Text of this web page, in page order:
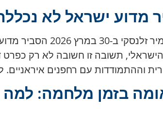
מדוע ישראל לא
נשיא אוקראינה
תשובה זו חשובה לא רק כפרט
וההתמודדות עם רחפנים
בזמן מלחמה: